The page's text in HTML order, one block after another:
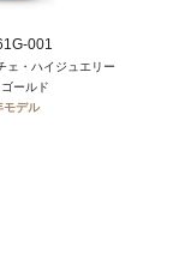
001
ェ・ハイジュエリー
ールド
モデル